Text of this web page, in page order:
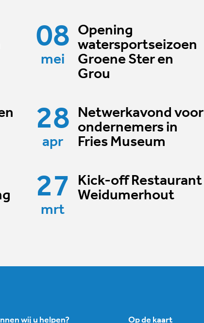
08
mei
Opening
watersportseizoen
Groene Ster en
Grou
28
apr
Netwerkavond voor
ondernemers in
Fries Museum
27
mrt
Kick-off Restaurant
Weidumerhout
wij u helpen? Op de kaart